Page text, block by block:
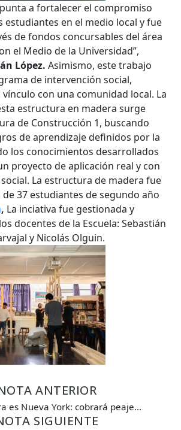
a fortalecer el compromiso
estudiantes en el medio local y fue
de fondos concursables del área
el Medio de la Universidad”,
López.Asimismo, este trabajo
de intervención social,
con una comunidad local. La
estructura en madera surge
de Construcción 1, buscando
de aprendizaje definidos por la
los conocimientos desarrollados
proyecto de aplicación real y con
La estructura de madera fue
37 estudiantes de segundo año
, La inciativa fue gestionada y
docentes de la Escuela: Sebastián
y Nicolás Olguin.
ANTERIOR
es Nueva York: cobrará peaje…
SIGUIENTE